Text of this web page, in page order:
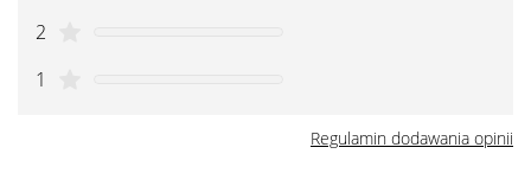
2
1
Regulamin dodawania opinii